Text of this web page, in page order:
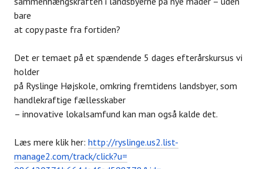
bare
at copy paste fra fortiden?
Det er temaet på et spændende 5 dages efterårskursus vi
holder
på Ryslinge Højskole, omkring fremtidens landsbyer, som
handlekraftige fællesskaber
– innovative lokalsamfund kan man også kalde det.
Læs mere klik her: http://ryslinge.us2.list-
manage2.com/track/click?u=